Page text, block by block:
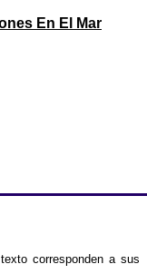
En El Mar
corresponden a sus